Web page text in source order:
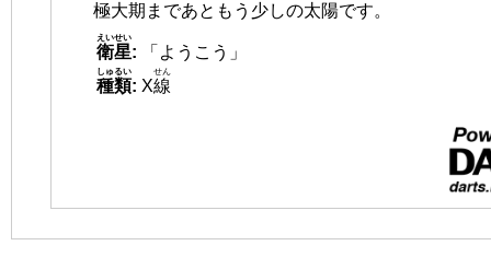
極大期まであともう少しの太陽です。
衛星
えいせい
:
「ようこう」
種類
しゅるい
: X線
せん